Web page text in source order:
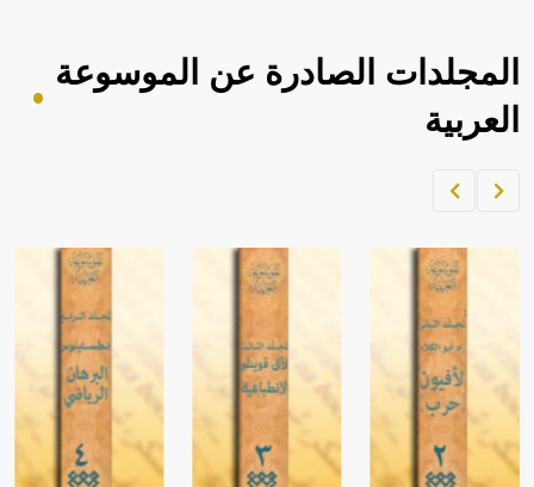
المجلدات الصادرة عن الموسوعة
العربية